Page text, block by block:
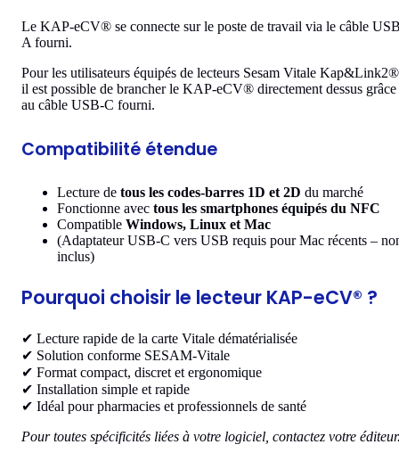
Le KAP-eCV® se connecte sur le poste de travail via le câble
A fourni.
Pour les utilisateurs équipés de lecteurs Sesam Vitale
il est possible de brancher le KAP-eCV® directement dessus grâce
au câble USB-C fourni.
Compatibilité étendue
Lecture de tous les codes-barres 1D et 2D du marché
Fonctionne avec tous les smartphones équipés du NFC
Compatible Windows, Linux et Mac
(Adaptateur USB-C vers USB requis pour Mac récents –
inclus)
Pourquoi choisir le lecteur KAP-eCV® ?
✔ Lecture rapide de la carte Vitale dématérialisée
✔ Solution conforme SESAM-Vitale
✔ Format compact, discret et ergonomique
✔ Installation simple et rapide
✔ Idéal pour pharmacies et professionnels de santé
Pour toutes spécificités liées à votre logiciel, contactez votre